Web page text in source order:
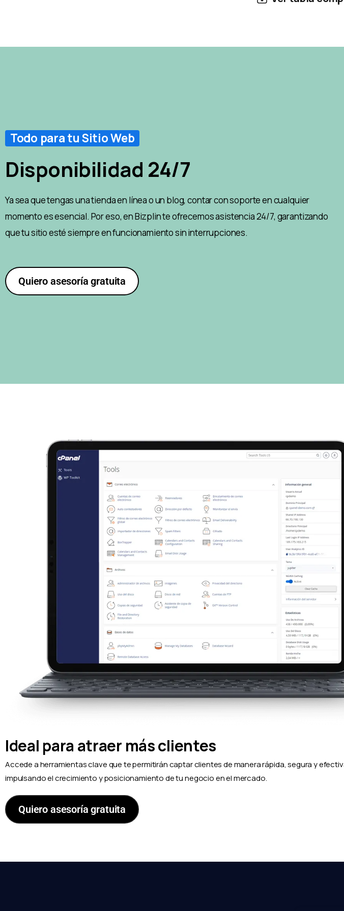
Todo para tu Sitio Web
Disponibilidad 24/7
Ya sea que tengas una tienda en línea o un blog, contar con soporte en cualquier
momento es esencial. Por eso, en Bizplin te ofrecemos asistencia 24/7, garantizando
que tu sitio esté siempre en funcionamiento sin interrupciones.
Quiero asesoría gratuita
Ideal para atraer más clientes
Accede a herramientas clave que te permitirán captar clientes de manera rápida, segura y
impulsando el crecimiento y posicionamiento de tu negocio en el mercado.
Quiero asesoría gratuita